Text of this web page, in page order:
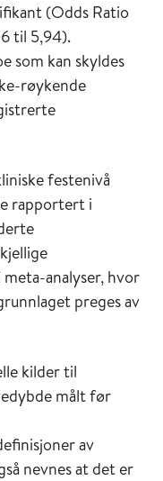
(Odds Ratio
til 5,94).
som kan skyldes
røykende
festenivå
rapportert i
analyser, hvor
preges av
kilder til
målt før
av
nevnes at det er